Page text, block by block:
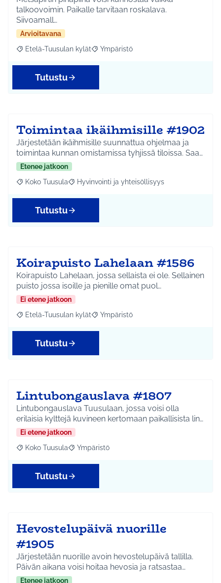
talkoovoimin. Paikalle tarvitaan roskalava.
Siivoamall…
Arvioitavana
Rajaa tulokset aihepiirin mukaan: Etelä-Tuusulan kylät
Etelä-Tuusulan kylät Rajaa tulokset teeman mukaan:
Ympäristö
Tutustu
Toimintaa ikäihmisille #1902
Järjestetään ikäihmisille suunnattua ohjelmaa ja
toimintaa kunnan omistamissa tyhjissä tiloissa. Saa…
Etenee jatkoon
Rajaa tulokset aihepiirin mukaan: Koko Tuusula
Koko Tuusula Rajaa tulokset teeman mukaan: Hyvinvointi ja
Hyvinvointi ja yhteisöllisyys
Tutustu
Koirapuisto Lahelaan #1586
Koirapuisto Lahelaan, jossa sellaista ei ole. Sellainen
puisto jossa isoille ja pienille omat puol…
Ei etene jatkoon
Rajaa tulokset aihepiirin mukaan: Etelä-Tuusulan kylät
Etelä-Tuusulan kylät Rajaa tulokset teeman mukaan:
Ympäristö
Tutustu
Lintubongauslava #1807
Lintubongauslava Tuusulaan, jossa voisi olla
erilaisia kylttejä kuvineen kertomaan paikallisista lin…
Ei etene jatkoon
Rajaa tulokset aihepiirin mukaan: Koko Tuusula
Koko Tuusula Rajaa tulokset teeman mukaan: Ympäristö
Ympäristö
Tutustu
Hevostelupäivä nuorille
#1905
Järjestetään nuorille avoin hevostelupäivä tallilla.
Päivän aikana voisi hoitaa hevosia ja ratsastaa…
Etenee jatkoon